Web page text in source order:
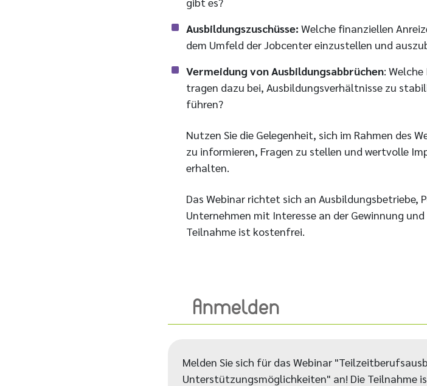
Ausbildungszuschüsse: Welche finanziellen
dem Umfeld der Jobcenter einzustellen und
Vermeidung von Ausbildungsabbrüchen:
tragen dazu bei, Ausbildungsverhältnisse zu
führen?
Nutzen Sie die Gelegenheit, sich im Rahmen des
zu informieren, Fragen zu stellen und wertvolle
erhalten.
Das Webinar richtet sich an
Unternehmen mit Interesse an der Gewinnung
Teilnahme ist kostenfrei.
Anmelden
Melden Sie sich für das Webinar
Unterstützungsmöglichkeiten" an! Die Teilnahme